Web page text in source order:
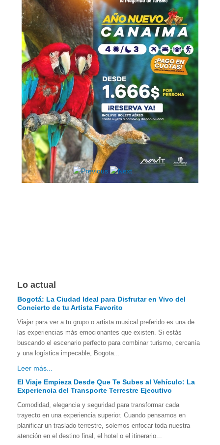
Hosting / Alojamiento para Websites
Publicidad
Tienda en línea
Lo actual
Bogotá: La Ciudad Ideal para Disfrutar en Vivo del
Concierto de tu Artista Favorito
Viajar para ver a tu grupo o artista musical preferido es una de
las experiencias más emocionantes que existen. Si estás
buscando el escenario perfecto para combinar turismo, cercanía
y una logística impecable, Bogota...
Leer más...
El Viaje Empieza Desde Que Te Subes al Vehículo: La
Experiencia del Transporte Terrestre Ejecutivo
Comodidad, elegancia y seguridad para transformar cada
trayecto en una experiencia superior. Cuando pensamos en
planificar un traslado terrestre, solemos enfocar toda nuestra
atención en el destino final, el hotel o el itinerario...